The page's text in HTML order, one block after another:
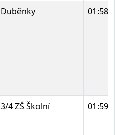
Duběnky
3/4 ZŠ Školní